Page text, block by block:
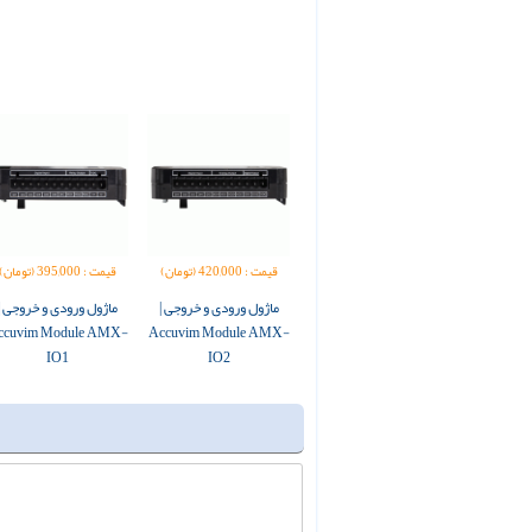
ماژول ورودی و خروجی |
Accuvim Module AMX-
IO2
قیمت : 420,000 (تومان)
ماژول ورودی و
Module AMX-
IO1
قیمت : 395,000 (تومان)